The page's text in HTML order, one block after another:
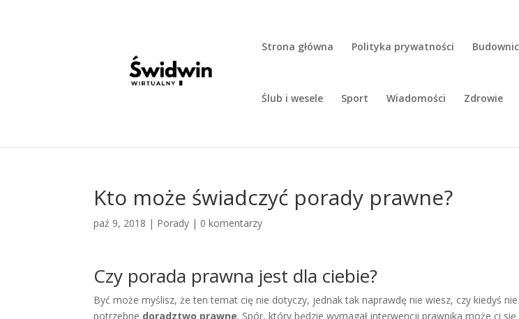
Strona główna Polityka prywatności
Ślub i wesele Sport Wiadomości Zdrowie
Kto może świadczyć porady prawne?
paź 9, 2018 | Porady | 0 komentarzy
Czy porada prawna jest dla ciebie?
Być może myślisz, że ten temat cię nie dotyczy, jednak tak naprawdę nie wiesz, czy kiedyś
potrzebne doradztwo prawne. Spór, który będzie wymagał interwencji prawnika może ci